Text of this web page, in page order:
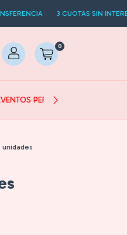
3 CUOTAS SIN INTERES 15%
0
PERSONALIZADOS
unidades